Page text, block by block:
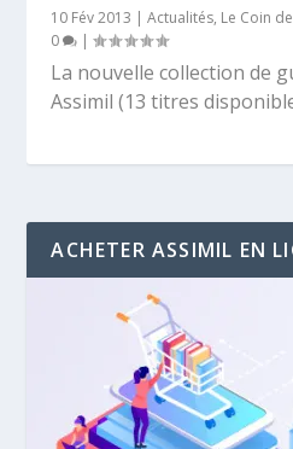
10 Fév 2013 |Actualités, Le Coin
0
|
La nouvelle collection de
Assimil (13 titres
ACHETER ASSIMIL EN